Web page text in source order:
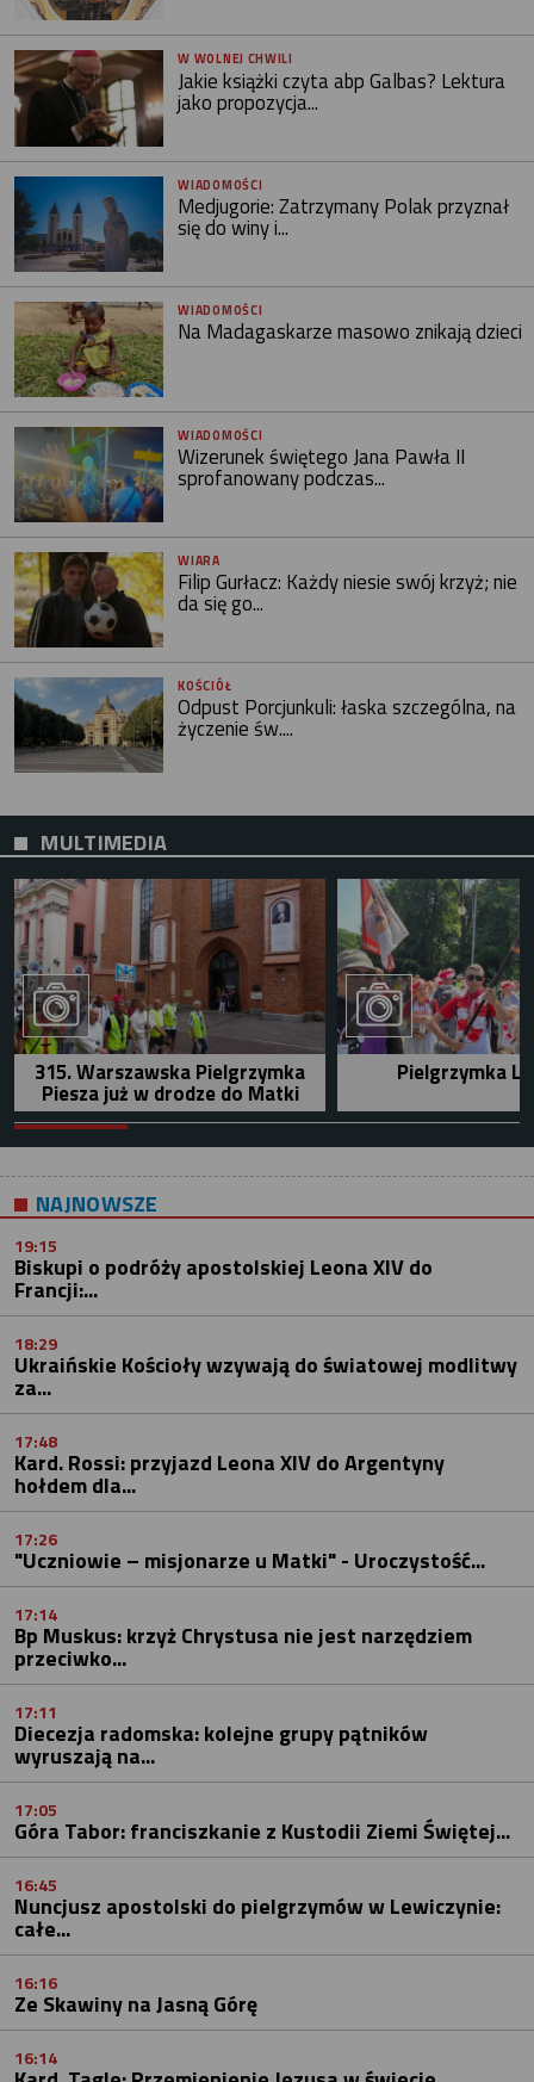
W WOLNEJ CHWILI
Jakie książki czyta abp Galbas? Lektura
jako propozycja...
WIADOMOŚCI
Medjugorie: Zatrzymany Polak przyznał
się do winy i...
WIADOMOŚCI
Na Madagaskarze masowo znikają dzieci
WIADOMOŚCI
Wizerunek świętego Jana Pawła II
sprofanowany podczas...
WIARA
Filip Gurłacz: Każdy niesie swój krzyż; nie
da się go...
KOŚCIÓŁ
Odpust Porcjunkuli: łaska szczególna, na
życzenie św....
MULTIMEDIA
315. Warszawska Pielgrzymka
Piesza już w drodze do Matki
Pielgrzymka
NAJNOWSZE
19:15
Biskupi o podróży apostolskiej Leona XIV do
Francji:...
18:29
Ukraińskie Kościoły wzywają do światowej modlitwy
za...
17:48
Kard. Rossi: przyjazd Leona XIV do Argentyny
hołdem dla...
17:26
"Uczniowie – misjonarze u Matki" - Uroczystość...
17:14
Bp Muskus: krzyż Chrystusa nie jest narzędziem
przeciwko...
17:11
Diecezja radomska: kolejne grupy pątników
wyruszają na...
17:05
Góra Tabor: franciszkanie z Kustodii Ziemi Świętej...
16:45
Nuncjusz apostolski do pielgrzymów w Lewiczynie:
całe...
16:16
Ze Skawiny na Jasną Górę
16:14